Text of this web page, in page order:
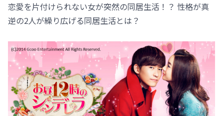
恋愛を片付けられない女が突然の同居生活！？ 性格が真
逆の2人が繰り広げる同居生活とは？